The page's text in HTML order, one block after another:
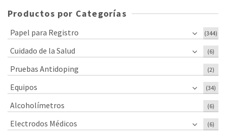
Productos por Categorías
Papel para Registro (344)
Cuidado de la Salud (6)
Pruebas Antidoping (2)
Equipos (34)
Alcoholímetros (6)
Electrodos Médicos (6)